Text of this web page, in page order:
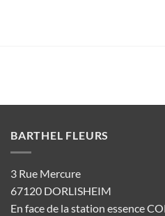
BARTHEL FLEURS
3 Rue Mercure
67120 DORLISHEIM
En face de la station essence